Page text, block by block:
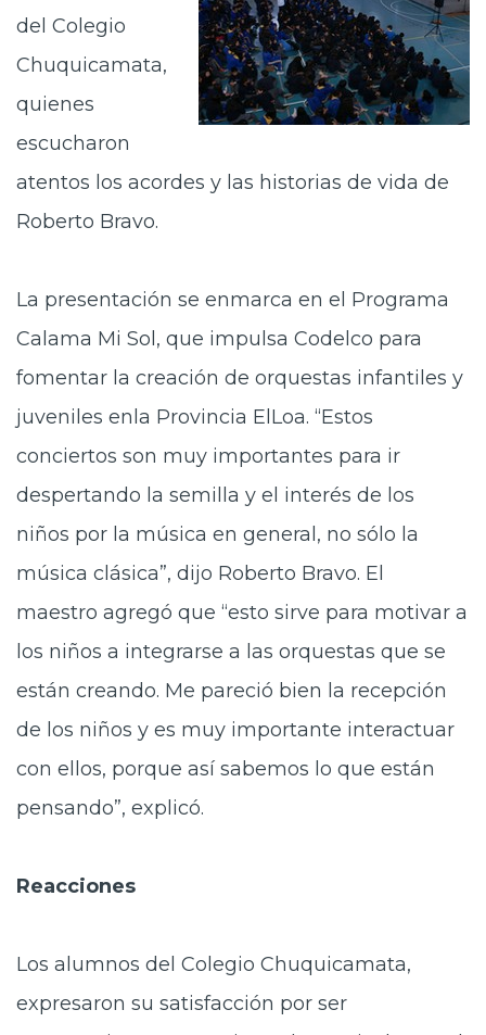
del Colegio
Chuquicamata,
quienes
escucharon
atentos los acordes y las historias de vida de
Roberto Bravo.
La presentación se enmarca en el Programa
Calama Mi Sol, que impulsa Codelco para
fomentar la creación de orquestas infantiles y
juveniles enla Provincia ElLoa. “Estos
conciertos son muy importantes para ir
despertando la semilla y el interés de los
niños por la música en general, no sólo la
música clásica”, dijo Roberto Bravo. El
maestro agregó que “esto sirve para motivar a
los niños a integrarse a las orquestas que se
están creando. Me pareció bien la recepción
de los niños y es muy importante interactuar
con ellos, porque así sabemos lo que están
pensando”, explicó.
Reacciones
Los alumnos del Colegio Chuquicamata,
expresaron su satisfacción por ser